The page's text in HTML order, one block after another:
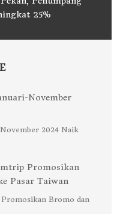
25%
2024 Naik
Bromo dan